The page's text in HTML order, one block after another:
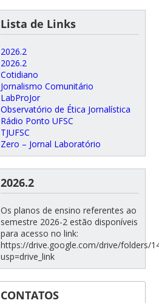
Lista de Links
2026.2
2026.2
Cotidiano
Jornalismo Comunitário
LabProJor
Observatório de Ética Jornalística
Rádio Ponto UFSC
TJUFSC
Zero – Jornal Laboratório
2026.2
Os planos de ensino referentes ao
semestre 2026-2 estão disponíveis
para acesso no link:
https://drive.google.com/drive/folders/
usp=drive_link
CONTATOS